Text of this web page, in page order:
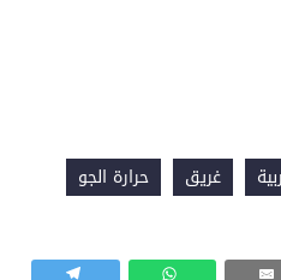
غريق
حرارة الجو